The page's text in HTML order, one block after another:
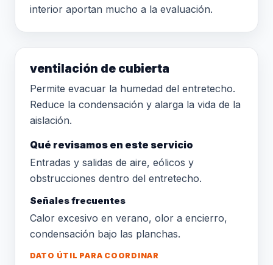
interior aportan mucho a la evaluación.
ventilación de cubierta
Permite evacuar la humedad del entretecho.
Reduce la condensación y alarga la vida de la
aislación.
Qué revisamos en este servicio
Entradas y salidas de aire, eólicos y
obstrucciones dentro del entretecho.
Señales frecuentes
Calor excesivo en verano, olor a encierro,
condensación bajo las planchas.
DATO ÚTIL PARA COORDINAR